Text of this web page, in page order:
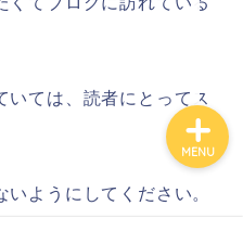
いては、読者にとってス
ようにしてください。
MENU